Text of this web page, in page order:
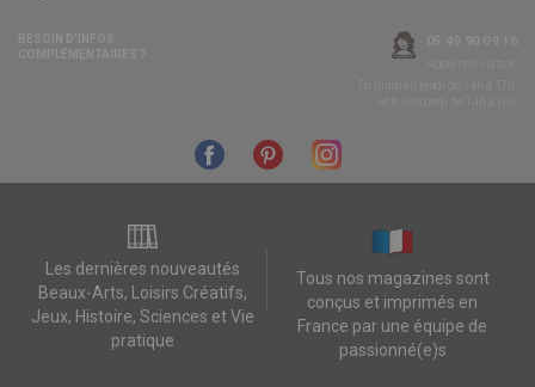
Les dernières nouveautés
Beaux-Arts, Loisirs Créatifs,
Jeux, Histoire, Sciences et Vie
pratique
Tous nos magazines sont
conçus et imprimés en
France par une équipe de
passionné(e)s